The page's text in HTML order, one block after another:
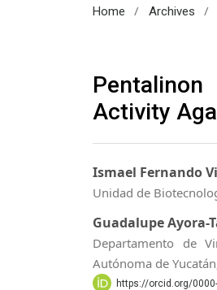
Home / Archives /
Activity
Ismael Fernando
Unidad de
Guadalupe Ayora-
Departamento de
Autónoma de
https://orcid.org/